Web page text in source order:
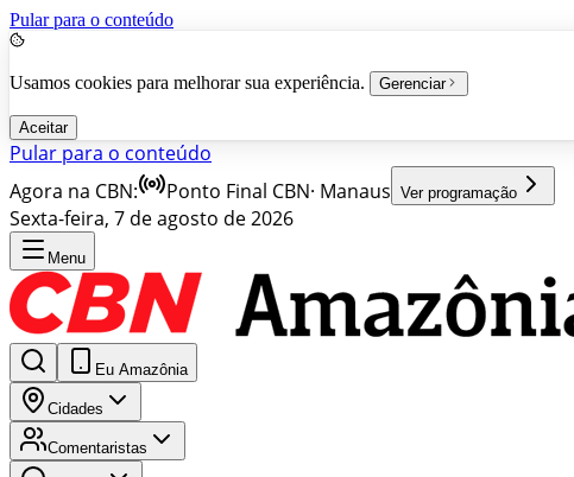
Pular para o conteúdo
Usamos cookies para melhorar sua experiência. Gerenciar
Aceitar
Pular para o conteúdo
Agora na CBN:
Ponto Final CBN· Manaus Ver programação
Sexta-feira, 7 de agosto de 2026
Menu
Eu Amazônia
Cidades
Comentaristas